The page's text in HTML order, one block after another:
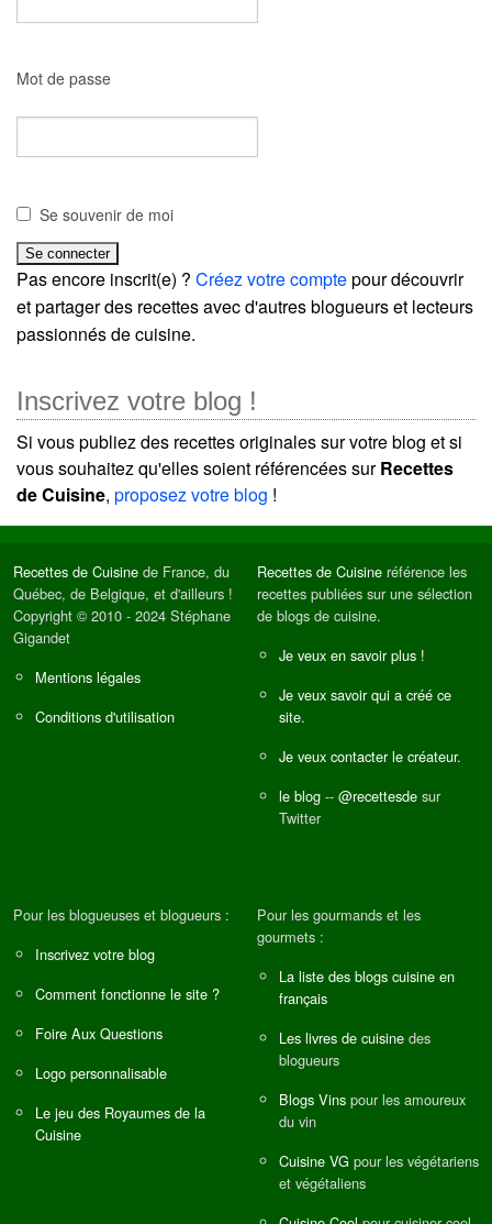
Mot de passe
Se souvenir de moi
Pas encore inscrit(e) ? Créez votre comptepour découvrir
et partager des recettes avec d'autres blogueurs et lecteurs
passionnés de cuisine.
Inscrivez votre blog !
Si vous publiez des recettes originales sur votre blog et si
vous souhaitez qu'elles soient référencées surRecettes
de Cuisine, proposez votre blog !
Recettes de Cuisine de France, du
Québec, de Belgique, et d'ailleurs !
Copyright © 2010 - 2024 Stéphane
Gigandet
Mentions légales
Conditions d'utilisation
Recettes de Cuisine référence les
recettes publiées sur une sélection
de blogs de cuisine.
Je veux en savoir plus !
Je veux savoir qui a créé ce
site.
Je veux contacter le créateur.
le blog -- @recettesde sur
Twitter
Pour les blogueuses et blogueurs :
Inscrivez votre blog
Comment fonctionne le site ?
Foire Aux Questions
Logo personnalisable
Le jeu des Royaumes de la
Cuisine
Pour les gourmands et les
gourmets :
La liste des blogs cuisine en
français
Les livres de cuisine des
blogueurs
Blogs Vins pour les amoureux
du vin
Cuisine VG pour les végétariens
et végétaliens